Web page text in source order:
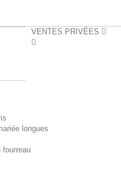
VENTES PRIVÉES
longues
fourreau